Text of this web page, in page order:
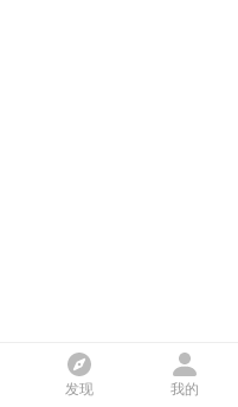
发现 我的